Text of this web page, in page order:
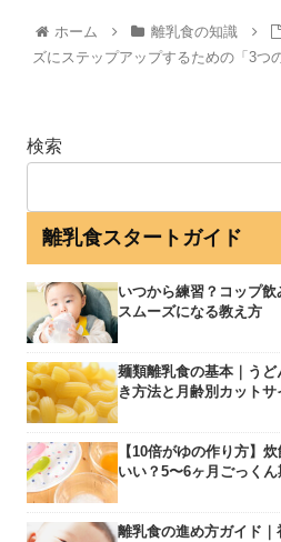
ホーム 離乳食の知識
ズにステップアップするための「3つ
検索
離乳食スタートガイド
いつから練習？コップ
スムーズになる教え方
麺類離乳食の基本｜う
き方法と月齢別カットサ
【10倍がゆの作り方】
いい？5〜6ヶ月ごっく
離乳食の進め方ガイド